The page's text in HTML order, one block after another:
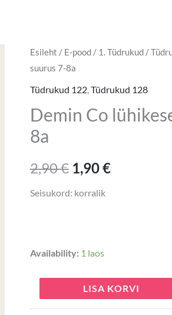
Esileht / E-pood/ 1. Tüdrukud/
suurus 7-8a
Tüdrukud 122,Tüdrukud 128
Demin Co
8a
2,90€
Algne
hind
oli:
1,90€
Praegune
hind
on:
Seisukord: korralik
Availability: 1 laos
Demin
Co
lühikesed
suurus
7-
kogus
LISA KORVI